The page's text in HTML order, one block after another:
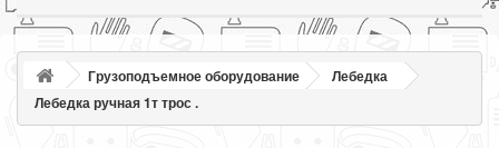
Грузоподъемное оборудование
Лебедка
Лебедка ручная 1т трос .